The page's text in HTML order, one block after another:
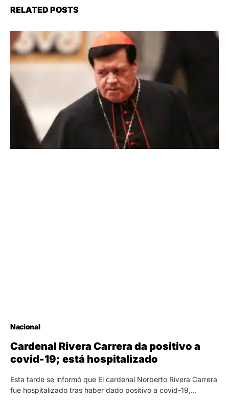
RELATED POSTS
Nacional
Cardenal Rivera Carrera da positivo a
covid-19; está hospitalizado
Esta tarde se informó que El cardenal Norberto Rivera Carrera
fue hospitalizado tras haber dado positivo a covid-19,…